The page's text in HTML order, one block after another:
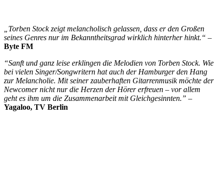
„Torben Stock zeigt melancholisch gelassen, dass er den Großen
seines Genres nur im Bekanntheitsgrad wirklich hinterher hinkt.“ –
Byte FM
“Sanft und ganz leise erklingen die Melodien von Torben Stock. Wie
bei vielen Singer/Songwritern hat auch der Hamburger den Hang
zur Melancholie. Mit seiner zauberhaften Gitarrenmusik möchte der
Newcomer nicht nur die Herzen der Hörer erfreuen – vor allem
geht es ihm um die Zusammenarbeit mit Gleichgesinnten.” –
Yagaloo, TV Berlin